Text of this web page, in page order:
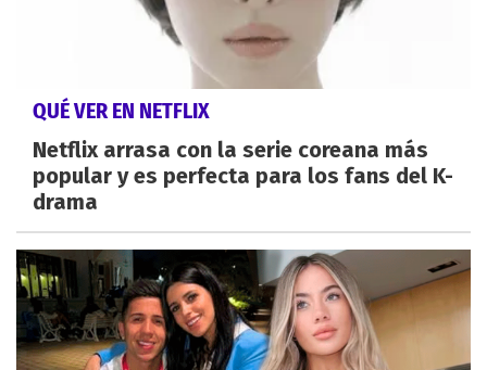
QUÉ VER EN NETFLIX
Netflix arrasa con la serie coreana más
popular y es perfecta para los fans del K-
drama